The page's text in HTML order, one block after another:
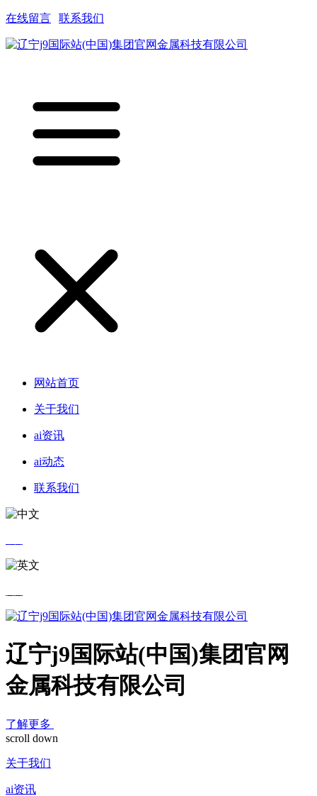
在线留言 联系我们
网站首页
关于我们
ai资讯
ai动态
联系我们
辽宁j9国际站(中国)集团官网
金属科技有限公司
了解更多
scroll down
关于我们
ai资讯